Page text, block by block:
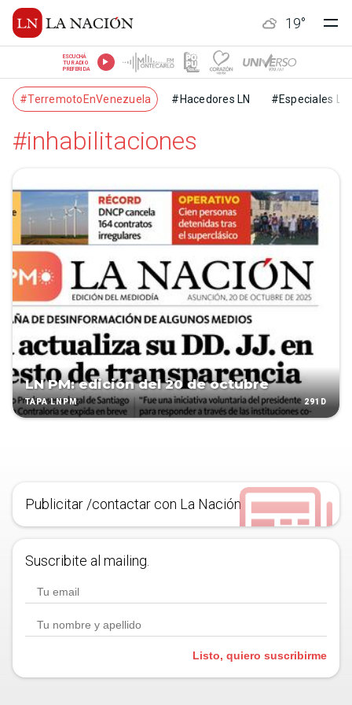
19°
ESCUCHÁ
TU RADIO
PREFERIDA
#TerremotoEnVenezuela #Hacedores LN #Especiales LN
#inhabilitaciones
LN PM: edición del 20 de octubre
TAPA LNPM 291D
Publicitar /contactar con La Nación
Suscribite al mailing.
Listo, quiero suscribirme